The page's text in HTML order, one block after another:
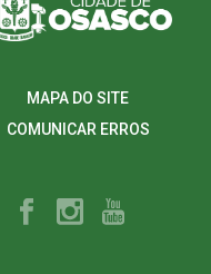
MAPA DO SITE
COMUNICAR ERROS